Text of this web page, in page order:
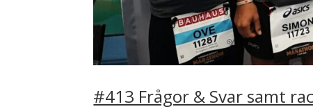
#413 Frågor & Svar samt